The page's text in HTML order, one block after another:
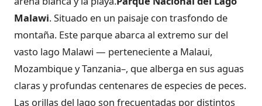
Malawi. Situado en un paisaje con trasfondo de
montaña. Este parque abarca al extremo sur del
vasto lago Malawi — perteneciente a Malaui,
Mozambique y Tanzania–, que alberga en sus aguas
claras y profundas centenares de especies de peces.
Las orillas del lago son frecuentadas por distintos